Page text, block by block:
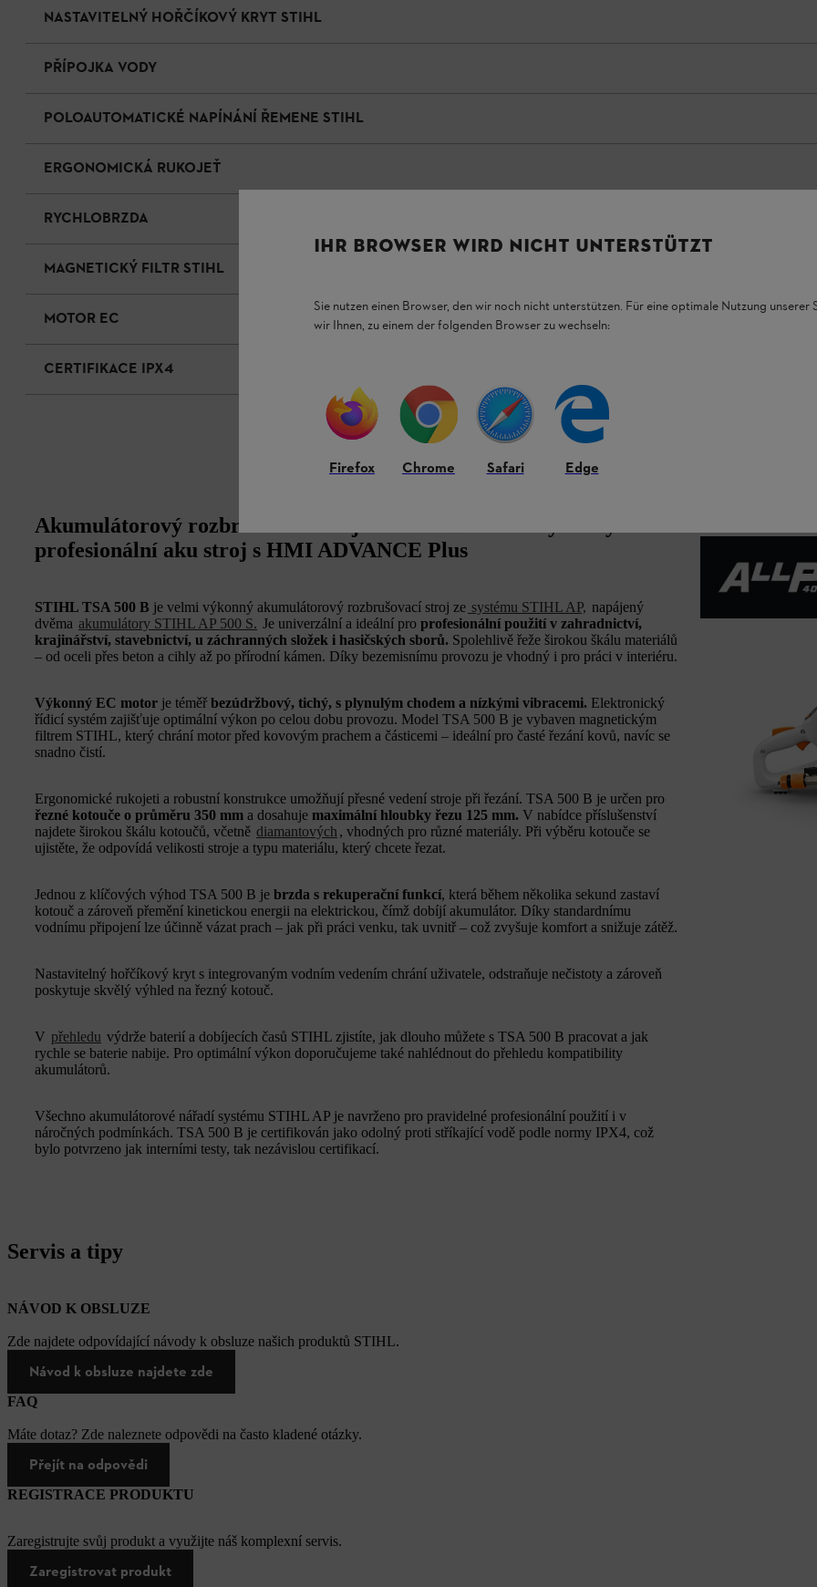
NASTAVITELNÝ HOŘČÍKOVÝ KRYT STIHL
PŘÍPOJKA VODY
POLOAUTOMATICKÉ NAPÍNÁNÍ ŘEMENE STIHL
ERGONOMICKÁ RUKOJEŤ
RYCHLOBRZDA
MAGNETICKÝ FILTR STIHL
MOTOR EC
CERTIFIKACE IPX4
Akumulátorový rozbrušovací stroj TSA 500 B: Velmi výkonný
profesionální aku stroj s HMI ADVANCE Plus
STIHL TSA 500 B je velmi výkonný akumulátorový rozbrušovací stroj ze systému STIHL AP, napájený
dvěma akumulátory STIHL AP 500 S. Je univerzální a ideální pro profesionální použití v zahradnictví,
krajinářství, stavebnictví, u záchranných složek i hasičských sborů. Spolehlivě řeže širokou škálu materiálů
– od oceli přes beton a cihly až po přírodní kámen. Díky bezemisnímu provozu je vhodný i pro práci v interiéru.
Výkonný EC motor je téměř bezúdržbový, tichý, s plynulým chodem a nízkými vibracemi. Elektronický
řídicí systém zajišťuje optimální výkon po celou dobu provozu. Model TSA 500 B je vybaven magnetickým
filtrem STIHL, který chrání motor před kovovým prachem a částicemi – ideální pro časté řezání kovů, navíc se
snadno čistí.
Ergonomické rukojeti a robustní konstrukce umožňují přesné vedení stroje při řezání. TSA 500 B je určen pro
řezné kotouče o průměru 350 mm a dosahuje maximální hloubky řezu 125 mm. V nabídce příslušenství
najdete širokou škálu kotoučů, včetně diamantových , vhodných pro různé materiály. Při výběru kotouče se
ujistěte, že odpovídá velikosti stroje a typu materiálu, který chcete řezat.
Jednou z klíčových výhod TSA 500 B je brzda s rekuperační funkcí, která během několika sekund zastaví
kotouč a zároveň přemění kinetickou energii na elektrickou, čímž dobíjí akumulátor. Díky standardnímu
vodnímu připojení lze účinně vázat prach – jak při práci venku, tak uvnitř – což zvyšuje komfort a snižuje zátěž.
Nastavitelný hořčíkový kryt s integrovaným vodním vedením chrání uživatele, odstraňuje nečistoty a zároveň
poskytuje skvělý výhled na řezný kotouč.
V přehledu výdrže baterií a dobíjecích časů STIHL zjistíte, jak dlouho můžete s TSA 500 B pracovat a jak
rychle se baterie nabije. Pro optimální výkon doporučujeme také nahlédnout do přehledu kompatibility
akumulátorů.
Všechno akumulátorové nářadí systému STIHL AP je navrženo pro pravidelné profesionální použití i v
náročných podmínkách. TSA 500 B je certifikován jako odolný proti stříkající vodě podle normy IPX4, což
bylo potvrzeno jak interními testy, tak nezávislou certifikací.
Servis a tipy
NÁVOD K OBSLUZE
Zde najdete odpovídající návody k obsluze našich produktů STIHL.
Návod k obsluze najdete zde
FAQ
Máte dotaz? Zde naleznete odpovědi na často kladené otázky.
Přejít na odpovědi
REGISTRACE PRODUKTU
Zaregistrujte svůj produkt a využijte náš komplexní servis.
Zaregistrovat produkt
IHR BROWSER WIRD NICHT UNTERSTÜTZT
Sie nutzen einen Browser, den wir noch nicht unterstützen. Für eine optimale Nutzung unserer
wir Ihnen, zu einem der folgenden Browser zu wechseln:
Firefox Chrome Safari Edge